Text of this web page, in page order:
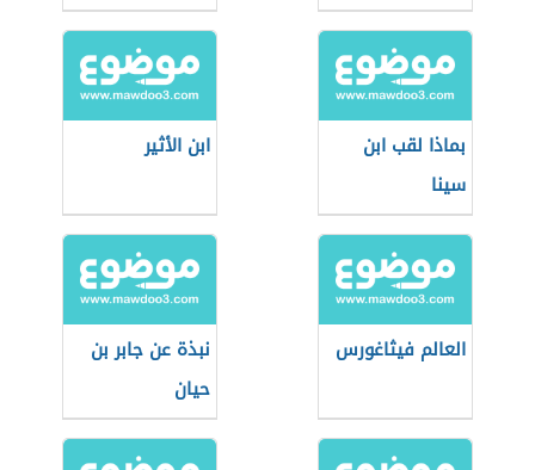
بماذا لقب ابن
سينا
ابن الأثير
العالم فيثاغورس
نبذة عن جابر بن
حيان